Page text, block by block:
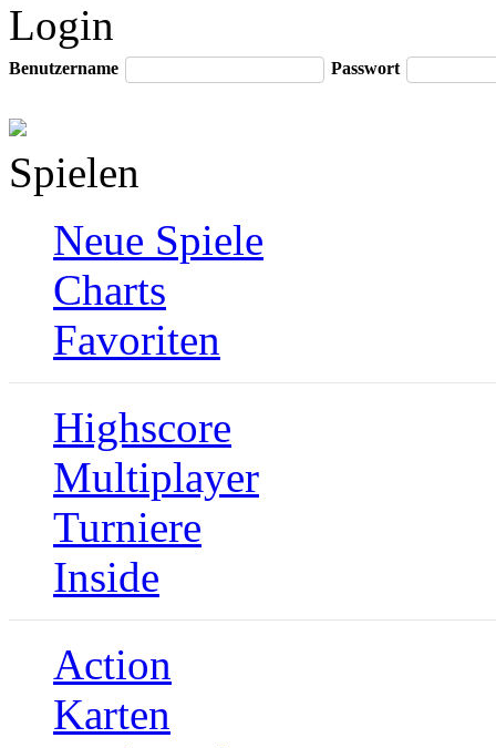
Login
Benutzername Passwort
Spielen
Neue Spiele
Charts
Favoriten
Highscore
Multiplayer
Turniere
Inside
Action
Karten